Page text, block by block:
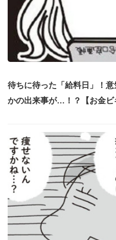
待ちに待った「給料日」！
かの出来事が…！？【お金ビ